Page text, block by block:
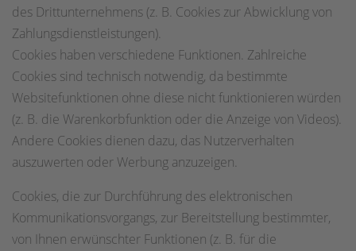
des Drittunternehmens (z. B. Cookies zur Abwicklung von
Zahlungsdienstleistungen).
Cookies haben verschiedene Funktionen. Zahlreiche
Cookies sind technisch notwendig, da bestimmte
Websitefunktionen ohne diese nicht funktionieren würden
(z. B. die Warenkorbfunktion oder die Anzeige von Videos).
Andere Cookies dienen dazu, das Nutzerverhalten
auszuwerten oder Werbung anzuzeigen.
Cookies, die zur Durchführung des elektronischen
Kommunikationsvorgangs, zur Bereitstellung bestimmter,
von Ihnen erwünschter Funktionen (z. B. für die